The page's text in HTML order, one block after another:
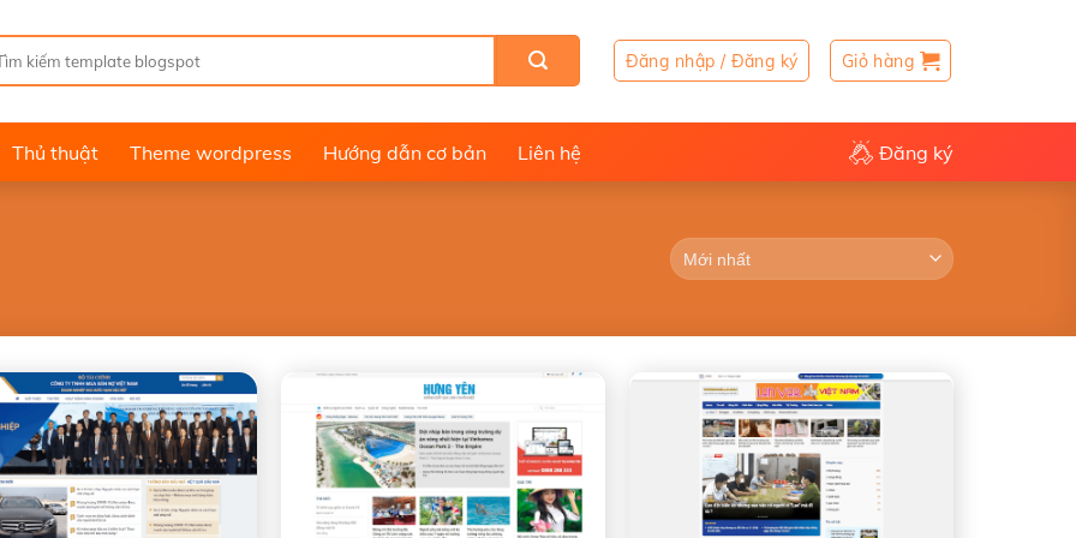
Đăng nhập / Đăng ký Giỏ hàng
Thủ thuật Theme wordpress Hướng dẫn cơ bản Liên hệ Đăng ký